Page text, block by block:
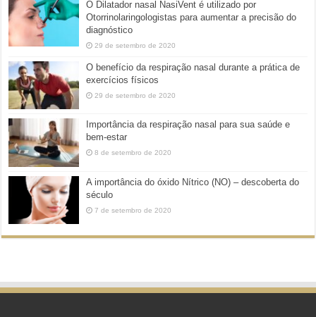
O Dilatador nasal NasiVent é utilizado por
Otorrinolaringologistas para aumentar a precisão do
diagnóstico
29 de setembro de 2020
O benefício da respiração nasal durante a prática de
exercícios físicos
29 de setembro de 2020
Importância da respiração nasal para sua saúde e
bem-estar
8 de setembro de 2020
A importância do óxido Nítrico (NO) – descoberta do
século
7 de setembro de 2020